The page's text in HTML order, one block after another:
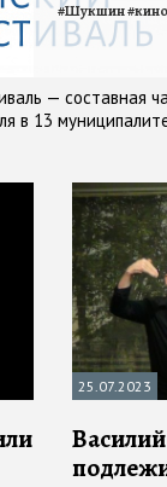
— составная
в 13
#Шукшин#кино
25.07.2023